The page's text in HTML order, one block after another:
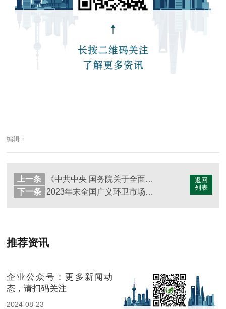
编辑：
返回
列表
上一条
《中共中央 国务院关于全面推进美丽中国建设的意见》发布
下一条
2023年末全国广义环卫市场化率达到82%
推荐资讯
企业公众号：更多新闻动
态，请扫码关注
2024-08-23